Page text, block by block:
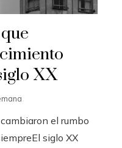
XX
el rumbo
siglo XX